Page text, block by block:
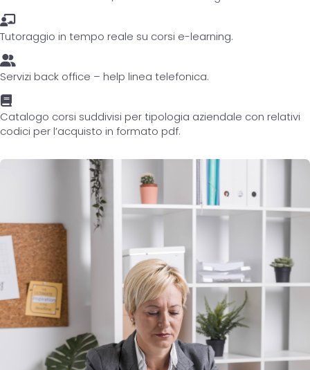
Tutoraggio in tempo reale su corsi e-learning.
Servizi back office – help linea telefonica.
Catalogo corsi suddivisi per tipologia aziendale con relativi
codici per l’acquisto in formato pdf.